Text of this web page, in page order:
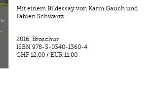
Mit einem Bildessay von Karin Gauch und
Fabien Schwartz
2016. Broschur
ISBN 978-3-0340-1360-4
CHF 12.00 /EUR 11.00